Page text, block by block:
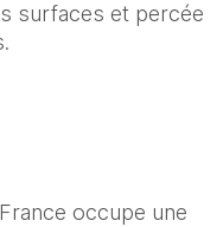
surfaces et percée
occupe une